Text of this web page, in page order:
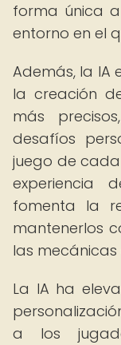
forma única
entorno en el
Además, la IA
la creación
más
desafíos
juego de cada
experiencia
fomenta la
mantenerlos
las mecánicas
La IA ha
a los